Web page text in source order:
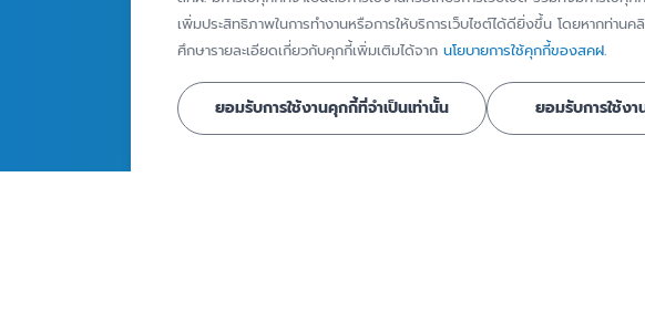
ผลิตภัณฑ์เงินฝากที่ได้รับ
ความคุ้มครอง
วงเงินคุ้มครอง
การคุ้มครองเงินฝาก
รายงานเงินฝากที่ได้รับการ
คุ้มครอง
ข่าวและสื่อประชาสัมพันธ์
เพิ่มประสิทธิภาพในการทำงานหรือการให้บริการเว็บไซต์ได้ดียิ่งขึ้น โดยหากท่า
ศึกษารายละเอียดเกี่ยวกับคุกกี้เพิ่มเติมได้จากนโยบายการใช้คุกกี้ของสคฝ.
ยอมรับการใช้งานคุกกี้ที่จำเป็นเท่านั้น ยอมรับการใช้ง